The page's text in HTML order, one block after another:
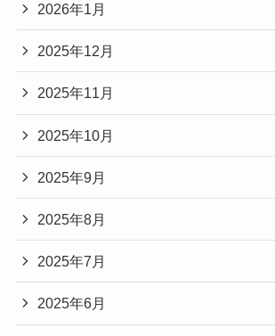
2026年1月
2025年12月
2025年11月
2025年10月
2025年9月
2025年8月
2025年7月
2025年6月